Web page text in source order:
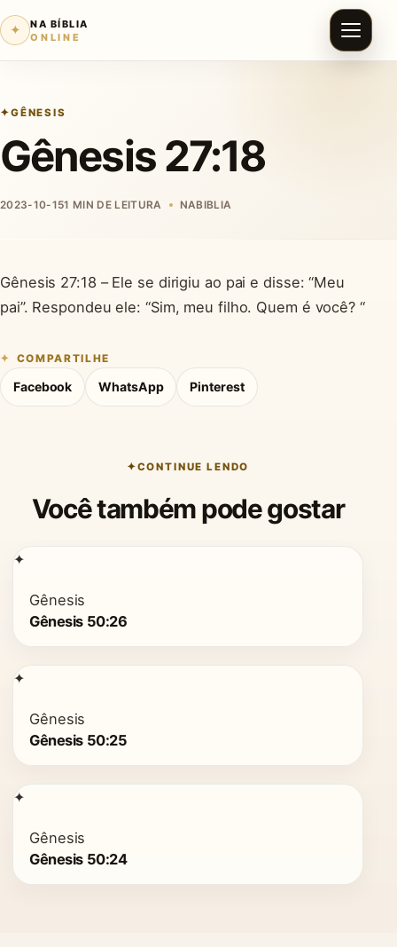
✦
NA BÍBLIA
ONLINE
GÊNESIS
Gênesis 27:18
2023-10-151 MIN DE LEITURA NABIBLIA
Gênesis 27:18 – Ele se dirigiu ao pai e disse: “Meu
pai”. Respondeu ele: “Sim, meu filho. Quem é você? “
COMPARTILHE
Facebook WhatsApp Pinterest
CONTINUE LENDO
Você também pode gostar
✦
Gênesis
Gênesis 50:26
✦
Gênesis
Gênesis 50:25
✦
Gênesis
Gênesis 50:24